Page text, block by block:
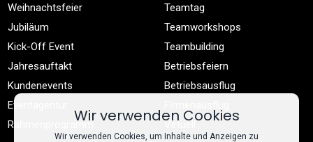
Weihnachtsfeier
Jubiläum
Kick-Off Event
Jahresauftakt
Kundenevents
Eventagentur
Rahmenprogramm
Teamtag
Teamworkshops
Teambuilding
Betriebsfeiern
Betriebsausflug
Virtuell
Wir verwenden Cookies
Wir verwenden Cookies, um Inhalte und Anzeigen zu